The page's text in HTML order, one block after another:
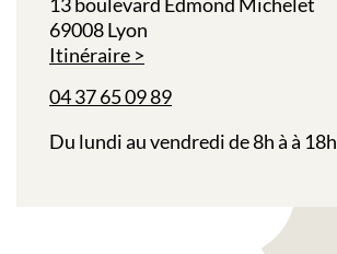
69008 Lyon
Itinéraire
04 37 65 09 89
Du lundi au vendredi de 8h à à 18h